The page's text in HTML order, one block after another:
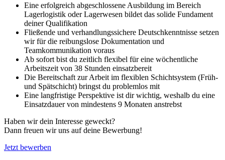
Eine erfolgreich abgeschlossene Ausbildung im Bereich
Lagerlogistik oder Lagerwesen bildet das solide Fundament
deiner Qualifikation
Fließende und verhandlungssichere Deutschkenntnisse setzen
wir für die reibungslose Dokumentation und
Teamkommunikation voraus
Ab sofort bist du zeitlich flexibel für eine wöchentliche
Arbeitszeit von 38 Stunden einsatzbereit
Die Bereitschaft zur Arbeit im flexiblen Schichtsystem (Früh-
und Spätschicht) bringst du problemlos mit
Eine langfristige Perspektive ist dir wichtig, weshalb du eine
Einsatzdauer von mindestens 9 Monaten anstrebst
Haben wir dein Interesse geweckt?
Dann freuen wir uns auf deine Bewerbung!
Jetzt bewerben